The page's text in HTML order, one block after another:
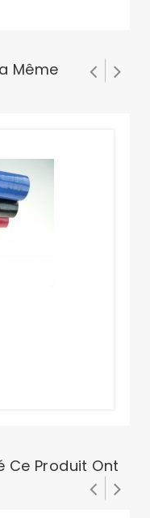
Même
Ce Produit Ont